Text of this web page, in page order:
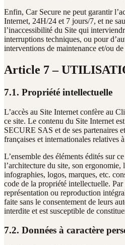
Enfin, Car Secure ne peut garantir
Internet, 24H/24 et 7 jours/7, et ne
l’inaccessibilité du Site qui
interruptions techniques, ou pour
interventions de maintenance et/ou de
Article 7 –
7.1. Propriété intellectuelle
L’accès au Site Internet confère au
ce site. Le contenu du Site Internet
SECURE SAS et de ses partenaires
françaises et internationales relatives
L’ensemble des éléments édités sur
l’architecture du site, son ergonomie,
infographies, logos, marques, etc.
code de la propriété intellectuelle. Par
représentation ou reproduction
faite sans le consentement de leurs
interdite et est susceptible de
7.2. Données à caractère